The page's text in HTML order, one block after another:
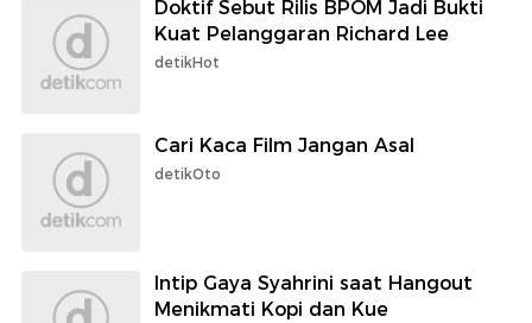
Doktif Sebut Rilis BPOM Jadi Bukti
Kuat Pelanggaran Richard Lee
detikHot
Cari Kaca Film Jangan Asal
detikOto
Intip Gaya Syahrini saat Hangout
Menikmati Kopi dan Kue